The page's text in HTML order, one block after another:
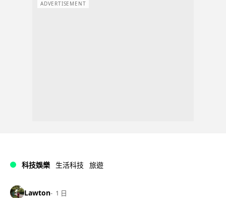
ADVERTISEMENT
科技娛樂 生活科技 旅遊
Lawton 1 日